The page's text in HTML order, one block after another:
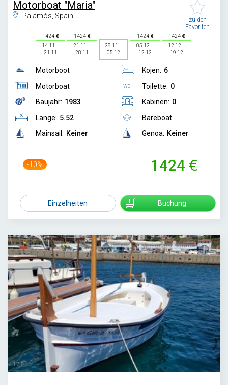
Motorboat "Maria"
Palamós, Spain
zu den
Favoriten
1424
14.11 –
21.11
1424
21.11 –
28.11
28.11 –
05.12
1424
05.12 –
12.12
1424
12.12 –
19.12
Motorboot
Motorboat
Baujahr: 1983
Länge: 5.52
Mainsail: Keiner
Kojen: 6
Toilette: 0
Kabinen: 0
Bareboat
Genoa: Keiner
-10% 1424
Einzelheiten Buchung
1/1